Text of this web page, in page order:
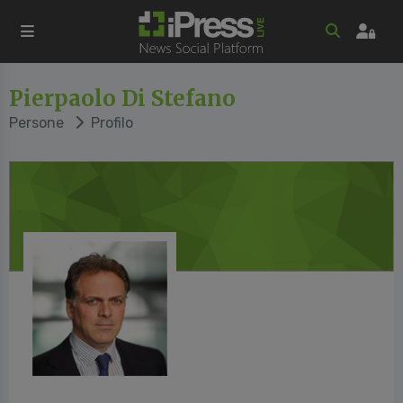
Pierpaolo Di Stefano
Persone Profilo